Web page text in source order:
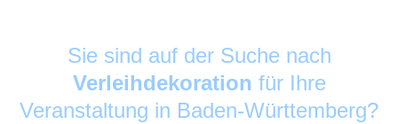
Sie sind auf der Suche nach
Verleihdekoration für Ihre
Veranstaltung in Baden-Württemberg?